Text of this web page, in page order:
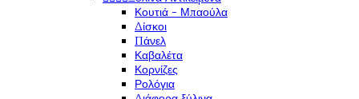
Κουτιά - Μπαούλα
Δίσκοι
Πάνελ
Καβαλέτα
Κορνίζες
Ρολόγια